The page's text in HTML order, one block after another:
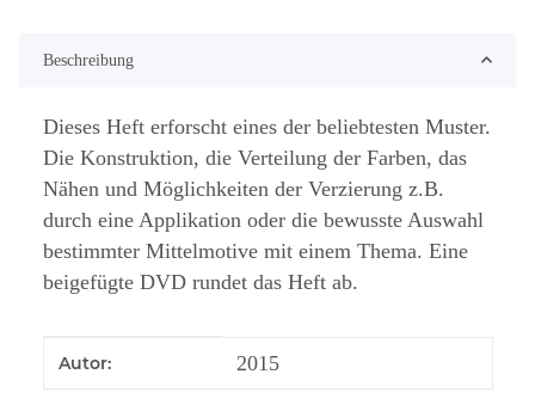
Beschreibung
Dieses Heft erforscht eines der beliebtesten Muster.
Die Konstruktion, die Verteilung der Farben, das
Nähen und Möglichkeiten der Verzierung z.B.
durch eine Applikation oder die bewusste Auswahl
bestimmter Mittelmotive mit einem Thema. Eine
beigefügte DVD rundet das Heft ab.
Produkteigenschaft
Wert
Autor: 2015